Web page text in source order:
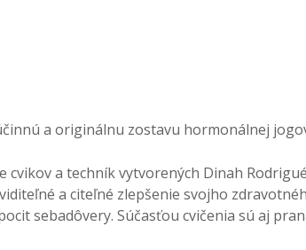
a originálnu zostavu hormonálnej
a techník vytvorených Dinah
a citeľné zlepšenie svojho
sebadôvery. Súčasťou cvičenia sú aj